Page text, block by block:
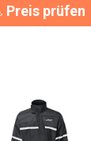
Preis prüfen